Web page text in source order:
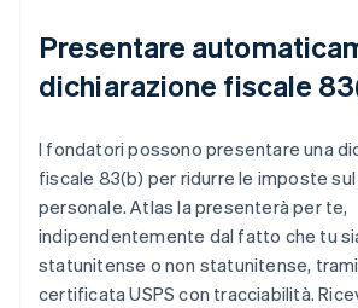
Presentare
dichiarazione fiscale
I fondatori possono presentare una
fiscale 83(b) per ridurre le imposte
personale. Atlas la presenterà per te,
indipendentemente dal fatto che tu
statunitense o non statunitense,
certificata USPS con tracciabilità.